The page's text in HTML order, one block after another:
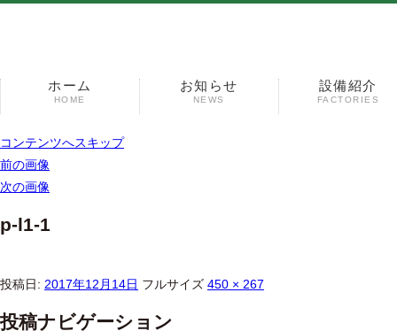
ホーム
HOME
お知らせ
NEWS
設備紹介
FACTORIES
コンテンツへスキップ
前の画像
次の画像
p-l1-1
投稿日: 2017年12月14日 フルサイズ 450 × 267
投稿ナビゲーション